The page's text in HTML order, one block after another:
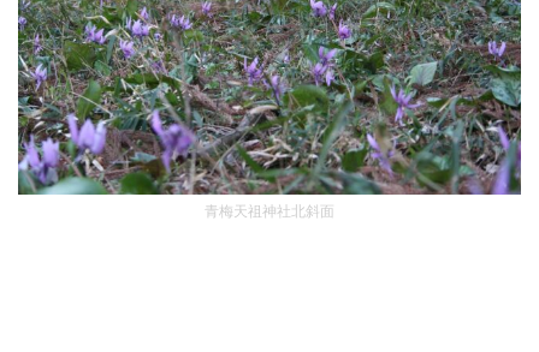
青梅天祖神社北斜面